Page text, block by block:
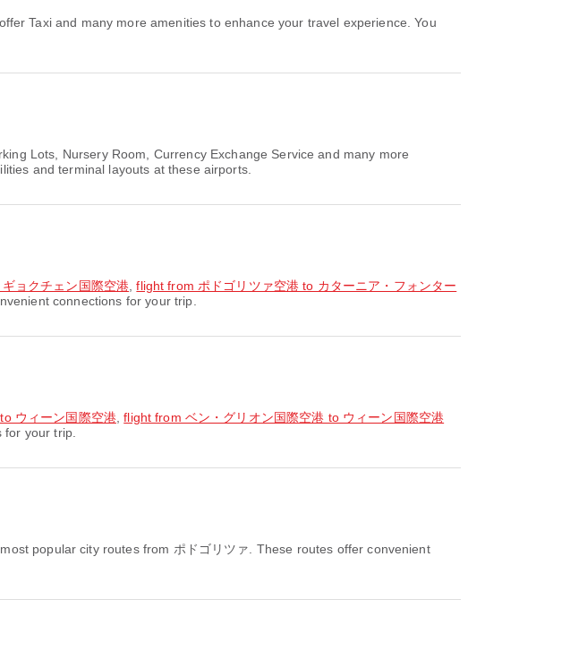
Taxi and many more amenities to enhance your travel experience. You
Lots, Nursery Room, Currency Exchange Service and many more
and terminal layouts at these airports.
ョクチェン国際空港 ,flight from ポドゴリツァ空港 to カターニア・フォンター
connections for your trip.
ウィーン国際空港,flight from ベン・グリオン国際空港 to ウィーン国際空港
your trip.
popular city routes from ポドゴリツァ. These routes offer convenient